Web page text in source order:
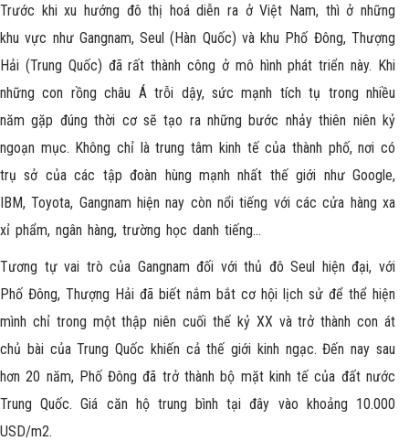
Trước khi xu hướng đô thị hoá diễn ra ở Việt Nam, thì ở những
khu vực như Gangnam, Seul (Hàn Quốc) và khu Phố Đông, Thượng
Hải (Trung Quốc) đã rất thành công ở mô hình phát triển này. Khi
những con rồng châu Á trỗi dậy, sức mạnh tích tụ trong nhiều
năm gặp đúng thời cơ sẽ tạo ra những bước nhảy thiên niên kỷ
ngoạn mục. Không chỉ là trung tâm kinh tế của thành phố, nơi có
trụ sở của các tập đoàn hùng mạnh nhất thế giới như Google,
IBM, Toyota, Gangnam hiện nay còn nổi tiếng với các cửa hàng xa
xỉ phẩm, ngân hàng, trường học danh tiếng…
Tương tự vai trò của Gangnam đối với thủ đô Seul hiện đại, với
Phố Đông, Thượng Hải đã biết nắm bắt cơ hội lịch sử để thể hiện
mình chỉ trong một thập niên cuối thế kỷ XX và trở thành con át
chủ bài của Trung Quốc khiến cả thế giới kinh ngạc. Đến nay sau
hơn 20 năm, Phố Đông đã trở thành bộ mặt kinh tế của đất nước
Trung Quốc. Giá căn hộ trung bình tại đây vào khoảng 10.000
USD/m2.